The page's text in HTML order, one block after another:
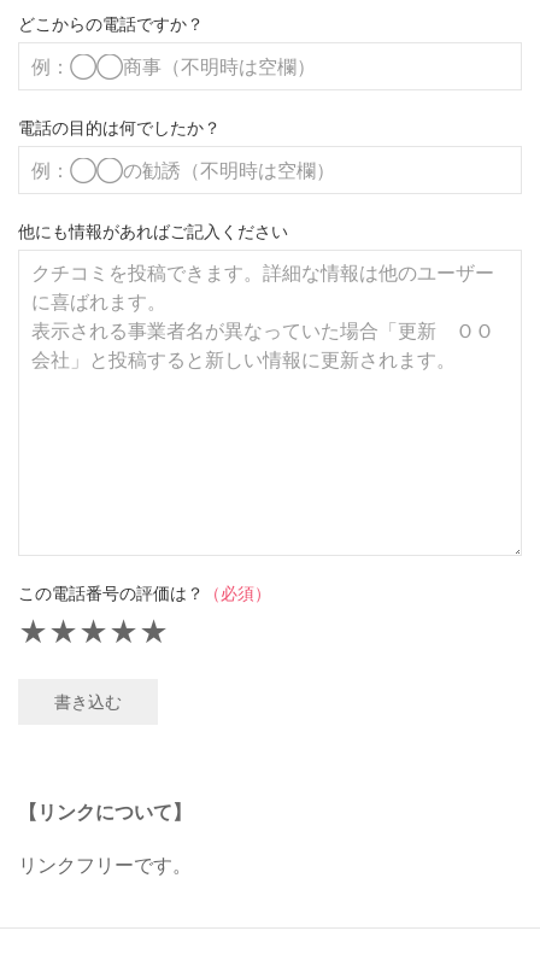
どこからの電話ですか？
電話の目的は何でしたか？
他にも情報があればご記入ください
この電話番号の評価は？ （必須）
★
★
★
★
★
書き込む
【リンクについて】
リンクフリーです。